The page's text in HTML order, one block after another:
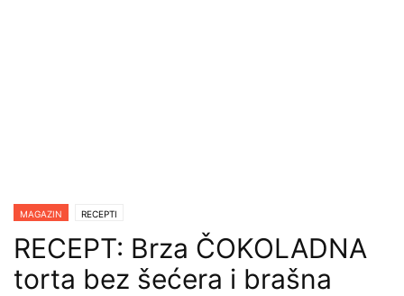
MAGAZIN RECEPTI
RECEPT: Brza ČOKOLADNA
torta bez šećera i brašna